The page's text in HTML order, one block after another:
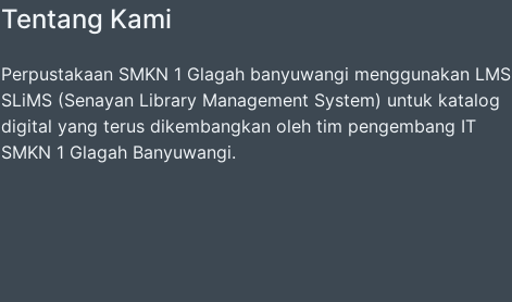
Tentang Kami
Perpustakaan SMKN 1 Glagah banyuwangi menggunakan LMS
SLiMS (Senayan Library Management System) untuk katalog
digital yang terus dikembangkan oleh tim pengembang IT
SMKN 1 Glagah Banyuwangi.